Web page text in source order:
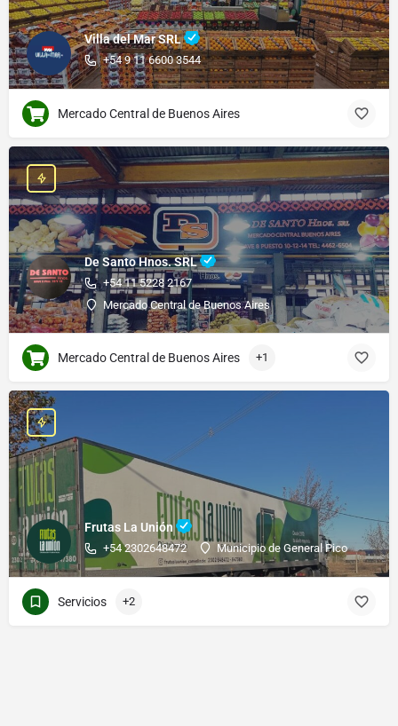
Villa del Mar SRL
+54 9 11 6600 3544
Mercado Central de Buenos Aires
De Santo Hnos. SRL
+54 11 5228 2167
Mercado Central de Buenos Aires
Mercado Central de Buenos Aires +1
Frutas La Unión
+54 2302648472 Municipio de General Pico
Servicios +2